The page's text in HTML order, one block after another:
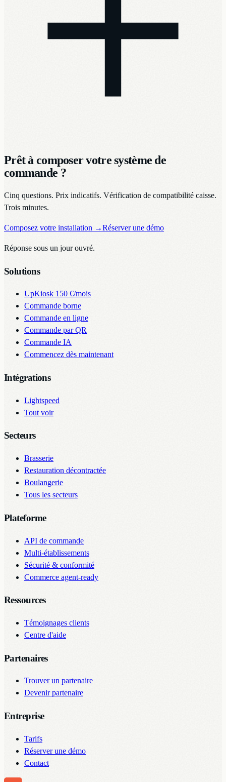
Prêt à composer votre système de
commande ?
Cinq questions. Prix indicatifs. Vérification de compatibilité caisse.
Trois minutes.
Composez votre installation →Réserver une démo
Réponse sous un jour ouvré.
Solutions
UpKiosk 150 €/mois
Commande borne
Commande en ligne
Commande par QR
Commande IA
Commencez dès maintenant
Intégrations
Lightspeed
Tout voir
Secteurs
Brasserie
Restauration décontractée
Boulangerie
Tous les secteurs
Plateforme
API de commande
Multi-établissements
Sécurité & conformité
Commerce agent-ready
Ressources
Témoignages clients
Centre d'aide
Partenaires
Trouver un partenaire
Devenir partenaire
Entreprise
Tarifs
Réserver une démo
Contact